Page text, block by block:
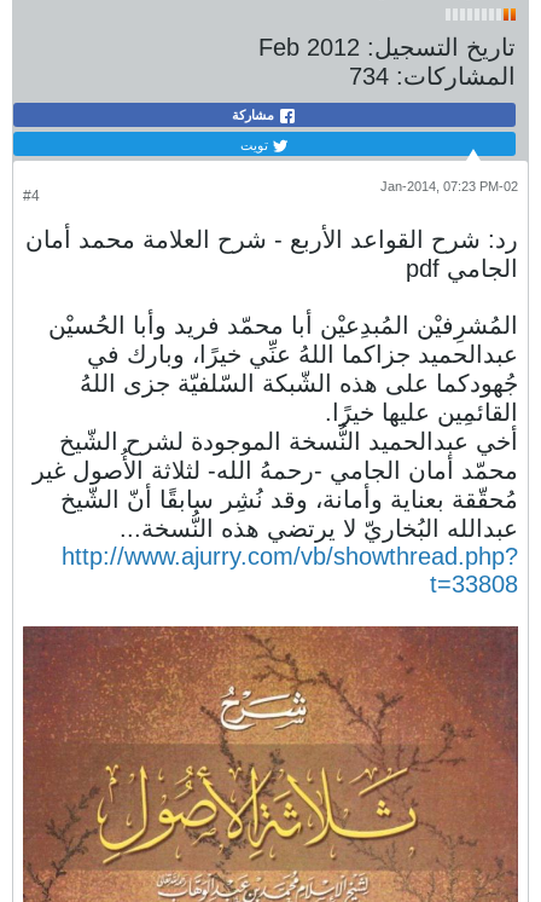
تاريخ التسجيل: Feb 2012
المشاركات: 734
مشاركة
تويت
#4
02-Jan-2014, 07:23 PM
رد: شرح القواعد الأربع - شرح العلامة محمد أمان
الجامي pdf
المُشرِفيْن المُبدِعيْن أبا محمّد فريد وأبا الحُسيْن
عبدالحميد جزاكما اللهُ عنِّي خيرًا، وبارك في
جُهودكما على هذه الشّبكة السّلفيّة جزى اللهُ
القائمِين عليها خيرًا.
أخي عبدالحميد النُّسخة الموجودة لشرح الشّيخ
محمّد أمان الجامي -رحمهُ الله- لثلاثة الأُصول غير
مُحقّقة بعناية وأمانة، وقد نُشِر سابقًا أنّ الشّيخ
عبدالله البُخاريّ لا يرتضي هذه النُّسخة...
http://www.ajurry.com/vb/showthread.php?
t=33808